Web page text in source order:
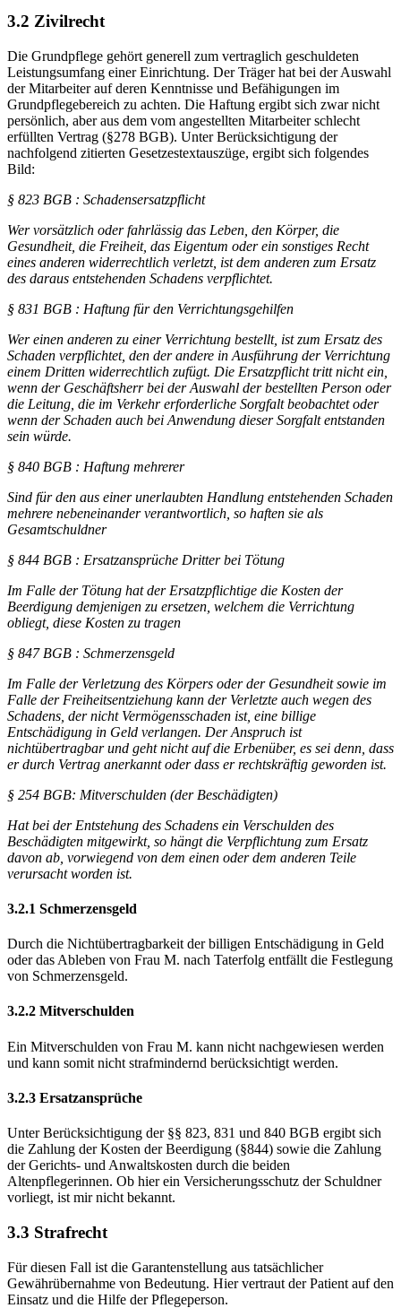
3.2 Zivilrecht
Die Grundpflege gehört generell zum vertraglich geschuldeten
Leistungsumfang einer Einrichtung. Der Träger hat bei der Auswahl
der Mitarbeiter auf deren Kenntnisse und Befähigungen im
Grundpflegebereich zu achten. Die Haftung ergibt sich zwar nicht
persönlich, aber aus dem vom angestellten Mitarbeiter schlecht
erfüllten Vertrag (§278 BGB). Unter Berücksichtigung der
nachfolgend zitierten Gesetzestextauszüge, ergibt sich folgendes
Bild:
§ 823 BGB : Schadensersatzpflicht
Wer vorsätzlich oder fahrlässig das Leben, den Körper, die
Gesundheit, die Freiheit, das Eigentum oder ein sonstiges Recht
eines anderen widerrechtlich verletzt, ist dem anderen zum Ersatz
des daraus entstehenden Schadens verpflichtet.
§ 831 BGB : Haftung für den Verrichtungsgehilfen
Wer einen anderen zu einer Verrichtung bestellt, ist zum Ersatz des
Schaden verpflichtet, den der andere in Ausführung der Verrichtung
einem Dritten widerrechtlich zufügt. Die Ersatzpflicht tritt nicht ein,
wenn der Geschäftsherr bei der Auswahl der bestellten Person oder
die Leitung, die im Verkehr erforderliche Sorgfalt beobachtet oder
wenn der Schaden auch bei Anwendung dieser Sorgfalt entstanden
sein würde.
§ 840 BGB : Haftung mehrerer
Sind für den aus einer unerlaubten Handlung entstehenden Schaden
mehrere nebeneinander verantwortlich, so haften sie als
Gesamtschuldner
§ 844 BGB : Ersatzansprüche Dritter bei Tötung
Im Falle der Tötung hat der Ersatzpflichtige die Kosten der
Beerdigung demjenigen zu ersetzen, welchem die Verrichtung
obliegt, diese Kosten zu tragen
§ 847 BGB : Schmerzensgeld
Im Falle der Verletzung des Körpers oder der Gesundheit sowie im
Falle der Freiheitsentziehung kann der Verletzte auch wegen des
Schadens, der nicht Vermögensschaden ist, eine billige
Entschädigung in Geld verlangen. Der Anspruch ist
nichtübertragbar und geht nicht auf die Erbenüber, es sei denn, dass
er durch Vertrag anerkannt oder dass er rechtskräftig geworden ist.
§ 254 BGB: Mitverschulden (der Beschädigten)
Hat bei der Entstehung des Schadens ein Verschulden des
Beschädigten mitgewirkt, so hängt die Verpflichtung zum Ersatz
davon ab, vorwiegend von dem einen oder dem anderen Teile
verursacht worden ist.
3.2.1 Schmerzensgeld
Durch die Nichtübertragbarkeit der billigen Entschädigung in Geld
oder das Ableben von Frau M. nach Taterfolg entfällt die Festlegung
von Schmerzensgeld.
3.2.2 Mitverschulden
Ein Mitverschulden von Frau M. kann nicht nachgewiesen werden
und kann somit nicht strafmindernd berücksichtigt werden.
3.2.3 Ersatzansprüche
Unter Berücksichtigung der §§ 823, 831 und 840 BGB ergibt sich
die Zahlung der Kosten der Beerdigung (§844) sowie die Zahlung
der Gerichts- und Anwaltskosten durch die beiden
Altenpflegerinnen. Ob hier ein Versicherungsschutz der Schuldner
vorliegt, ist mir nicht bekannt.
3.3 Strafrecht
Für diesen Fall ist die Garantenstellung aus tatsächlicher
Gewährübernahme von Bedeutung. Hier vertraut der Patient auf den
Einsatz und die Hilfe der Pflegeperson.